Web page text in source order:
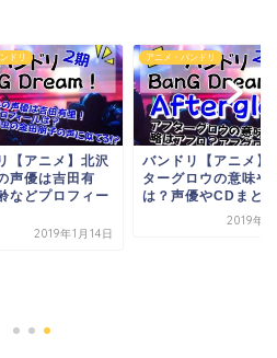
ドリ
【アニメ】北沢
声優は吉田有
などプロフィー
2019年1月14日
アニメ・バンドリ
バンドリ【アニメ】
ターグロウの意味や
は？声優やCDまと
2019年2